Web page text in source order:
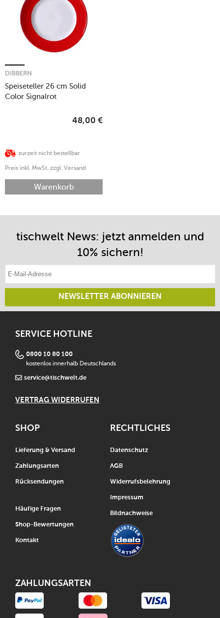
Speiseteller 26 cm Solid
Color Signalrot
DIBBERN
zurzeit nicht bestellbar
48,00 €
Preis inkl. MwSt. zzgl. Versand
Warenkorb
tischwelt News: jetzt anmelden und
10% sichern!
E-Mail-Adresse eintragen
NEWSLETTER ABONNIEREN
SERVICE HOTLINE
0800 10 80 100
kostenlos innerhalb Deutschlands
service@tischwelt.de
VERTRAG WIDERRUFEN
SHOP
Lieferung & Versand
Zahlungsarten
Rücksendungen
Häufige Fragen
Shop-Bewertungen
Kontakt
RECHTLICHES
Datenschutz
AGB
Widerrufsbelehrung
Impressum
Bildnachweise
ZAHLUNGSARTEN